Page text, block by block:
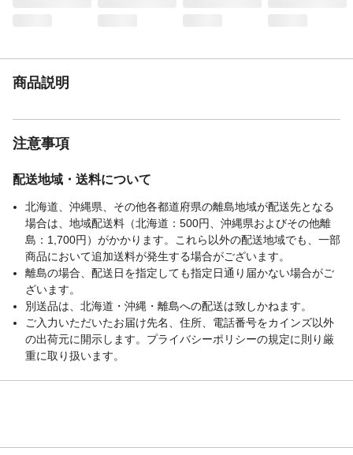
商品説明
注意事項
配送地域・送料について
北海道、沖縄県、その他各都道府県の離島地域が配送先となる
場合は、地域配送料（北海道：500円、沖縄県およびその他離
島：1,700円）がかかります。これら以外の配送地域でも、一部
商品において追加送料が発生する場合がございます。
離島の場合、配送日を指定しても指定日通り届かない場合がご
ざいます。
別送品は、北海道・沖縄・離島への配送は致しかねます。
ご入力いただいたお届け先名、住所、電話番号をカインズ以外
の出荷元に開示します。プライバシーポリシーの規定に則り厳
重に取り扱います。